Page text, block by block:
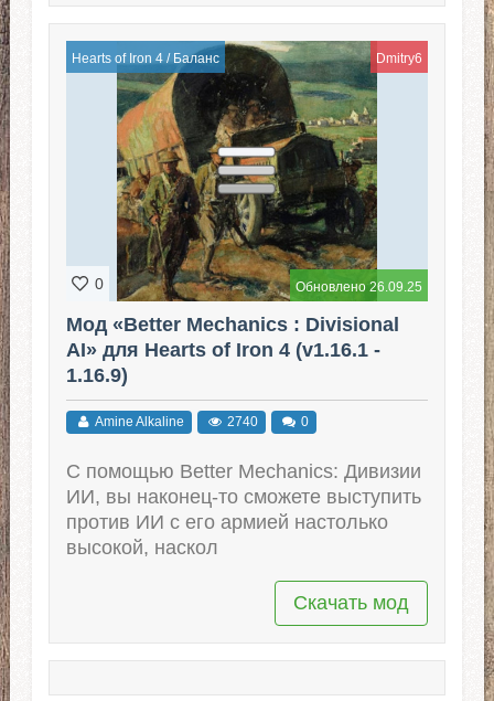
Hearts of Iron 4/ Баланс Dmitry6
Обновлено 26.09.25
0
Мод «Better Mechanics : Divisional
AI» для Hearts of Iron 4 (v1.16.1 -
1.16.9)
Amine Alkaline 2740 0
С помощью Better Mechanics: Дивизии
ИИ, вы наконец-то сможете выступить
против ИИ с его армией настолько
высокой, наскол
Скачать мод